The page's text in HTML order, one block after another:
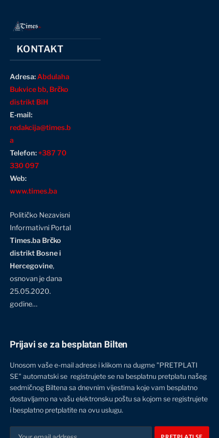
KONTAKT
Adresa:Abdulaha
Bukvice bb, Brčko
distrikt BiH
E-mail:
redakcija@times.b
a
Telefon:+387 70
330 097
Web:
www.times.ba
Političko Nezavisni
Informativni Portal
Times.ba Brčko
distrikt Bosne i
Hercegovine,
osnovan je dana
25.05.2020.
godine…
Prijavi se za besplatan Bilten
Unosom vaše e-mail adrese i klikom na dugme "PRETPLATI
SE" automatski se registrujete se na besplatnu pretplatu našeg
sedmičnog Biltena sa dnevnim vijestima koje vam besplatno
dostavljamo na vašu elektronsku poštu sa kojom se registrujete
i besplatno pretplatite na ovu uslugu.